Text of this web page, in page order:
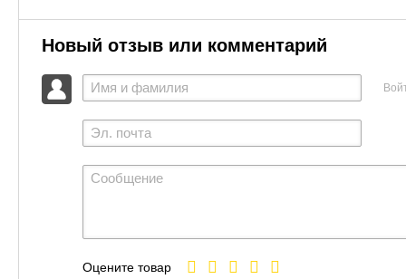
Новый отзыв или комментарий
Оцените товар